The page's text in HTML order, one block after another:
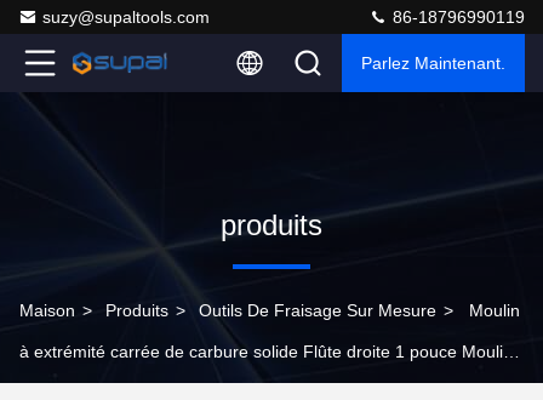
suzy@supaltools.com 86-18796990119
Parlez Maintenant.
produits
Maison > Produits > Outils De Fraisage Sur Mesure > Moulin
à extrémité carrée de carbure solide Flûte droite 1 pouce Moulin